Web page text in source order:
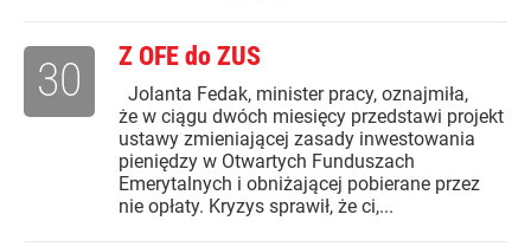
Z OFE do ZUS
Jolanta Fedak, minister pracy, oznajmiła,
że w ciągu dwóch miesięcy przedstawi projekt
ustawy zmieniającej zasady inwestowania
pieniędzy w Otwartych Funduszach
Emerytalnych i obniżającej pobierane przez
nie opłaty. Kryzys sprawił, że ci,...
30